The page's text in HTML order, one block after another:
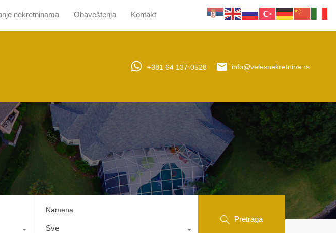
Prodaja Izdavanje Karijera Upravljanje nekretninama Obaveštenja Kontakt
nekretninama Obaveštenja Kontakt
+381 64 137-0528 info@velesnekretnine.rs
Namena
Sve
Pretraga